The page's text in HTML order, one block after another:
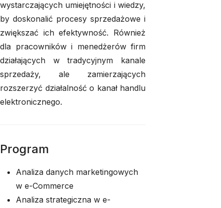
wystarczających umiejętności i wiedzy,
by doskonalić procesy sprzedażowe i
zwiększać ich efektywność. Również
dla pracowników i menedżerów firm
działających w tradycyjnym kanale
sprzedaży, ale zamierzających
rozszerzyć działalność o kanał handlu
elektronicznego.
Program
Analiza danych marketingowych
w e-Commerce
Analiza strategiczna w e-